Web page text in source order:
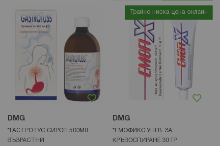
DMG
*ГАСТРОТУС СИРОП 500МЛ
ВЪЗРАСТНИ
Трайно ниска цена онлайн
DMG
*ЕМОФИКС УНГВ. ЗА
КРЪВОСПИРАНЕ 30 ГР